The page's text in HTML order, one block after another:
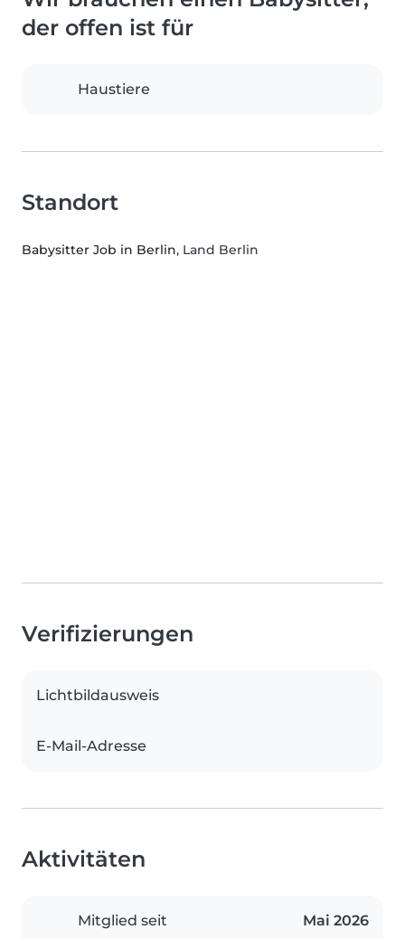
der offen ist für
Haustiere
Standort
Babysitter Job in Berlin, Land Berlin
Verifizierungen
Lichtbildausweis
E-Mail-Adresse
Aktivitäten
Mitglied seit Mai 2026